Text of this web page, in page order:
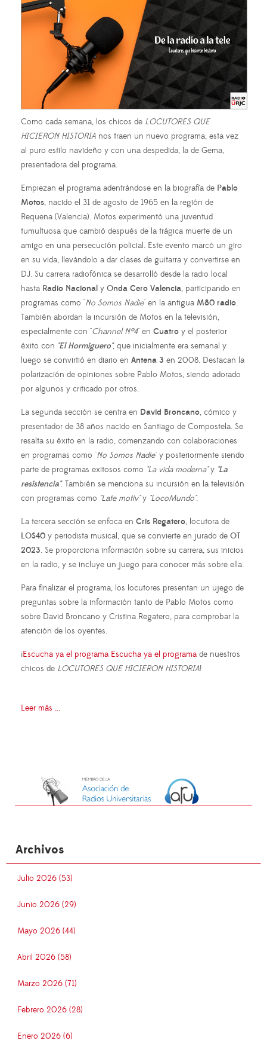
Como cada semana, los chicos de LOCUTORES QUE
HICIERON HISTORIA nos traen un nuevo programa, esta vez
al puro estilo navideño y con una despedida, la de Gema,
presentadora del programa.
Empiezan el programa adentrándose en la biografía de Pablo
Motos, nacido el 31 de agosto de 1965 en la región de
Requena (Valencia). Motos experimentó una juventud
tumultuosa que cambió después de la trágica muerte de un
amigo en una persecución policial. Este evento marcó un giro
en su vida, llevándolo a dar clases de guitarra y convertirse en
DJ. Su carrera radiofónica se desarrolló desde la radio local
hasta Radio Nacional y Onda Cero Valencia, participando en
programas como "No Somos Nadie" en la antigua M80 radio.
También abordan la incursión de Motos en la televisión,
especialmente con "Channel Nº4" en Cuatro y el posterior
éxito con "El Hormiguero", que inicialmente era semanal y
luego se convirtió en diario en Antena 3 en 2008. Destacan la
polarización de opiniones sobre Pablo Motos, siendo adorado
por algunos y criticado por otros.
La segunda sección se centra en David Broncano, cómico y
presentador de 38 años nacido en Santiago de Compostela. Se
resalta su éxito en la radio, comenzando con colaboraciones
en programas como "No Somos Nadie" y posteriormente siendo
parte de programas exitosos como "La vida moderna"y "La
resistencia". También se menciona su incursión en la televisión
con programas como "Late motiv"y "LocoMundo".
La tercera sección se enfoca en Cris Regatero, locutora de
LOS40 y periodista musical, que se convierte en jurado de OT
2023. Se proporciona información sobre su carrera, sus inicios
en la radio, y se incluye un juego para conocer más sobre ella.
Para finalizar el programa, los locutores presentan un ujego de
preguntas sobre la información tanto de Pablo Motos como
sobre David Broncano y Cristina Regatero, para comprobar la
atención de los oyentes.
¡Escucha ya el programa Escucha ya el programa de nuestros
chicos de LOCUTORES QUE HICIERON HISTORIA!
Leer más ...
Archivos
Julio 2026 (53)
Junio 2026 (29)
Mayo 2026 (44)
Abril 2026 (58)
Marzo 2026 (71)
Febrero 2026 (28)
Enero 2026 (6)